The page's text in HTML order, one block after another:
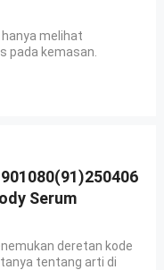
melihat
pada kemasan.
Serum
deretan kode
tentang arti di